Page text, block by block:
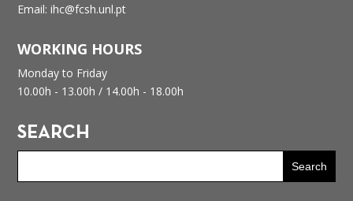
Email: ihc@fcsh.unl.pt
WORKING HOURS
Monday to Friday
10.00h - 13.00h / 14.00h - 18.00h
SEARCH